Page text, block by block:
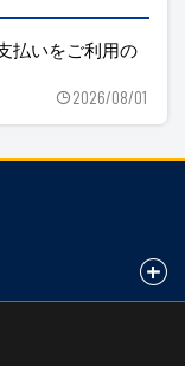
払いをご利用の
2026/08/01